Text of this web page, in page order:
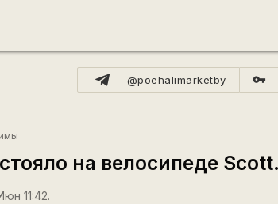
@poehalimarketby vpn_key
на велосипеде
11:42.